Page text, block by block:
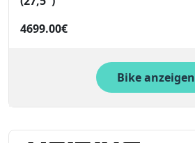
4699.00€
Bike anzeigen